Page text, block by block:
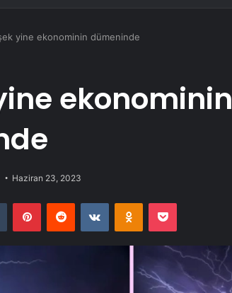
yine ekonominin dümeninde
ekonominin
Haziran 23, 2023
Tumblr PinterestReddit VKontakteOdnoklassniki
Pocket